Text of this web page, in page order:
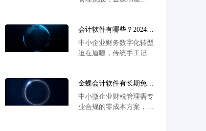
高效协同降本增效。
会计软件有哪些？2024年
企业高效选型攻略与热门
推荐
中小企业财务数字化转型
迫在眉睫，传统手工记账
哪些可靠选择？金蝶AI
星辰作为云端智能解决方
案，覆盖凭证自动生成、
金蝶会计软件有长期免费
版吗？中小微企业零成本
财税管理解决方案推荐
中小微企业财税管理需专
业合规的零成本方案，金